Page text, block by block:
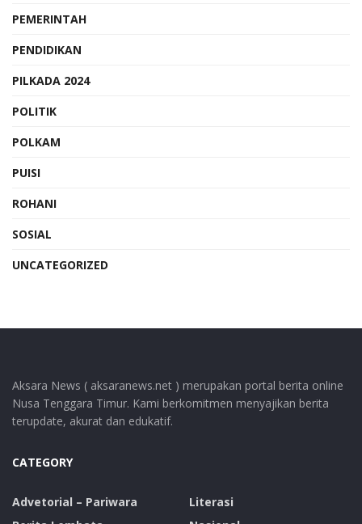
PEMERINTAH
PENDIDIKAN
PILKADA 2024
POLITIK
POLKAM
PUISI
ROHANI
SOSIAL
UNCATEGORIZED
Aksara News ( aksaranews.net ) merupakan portal berita online
Nusa Tenggara Timur. Kami berkomitmen menyajikan berita
terupdate, akurat dan edukatif.
CATEGORY
Advetorial – Pariwara
Literasi